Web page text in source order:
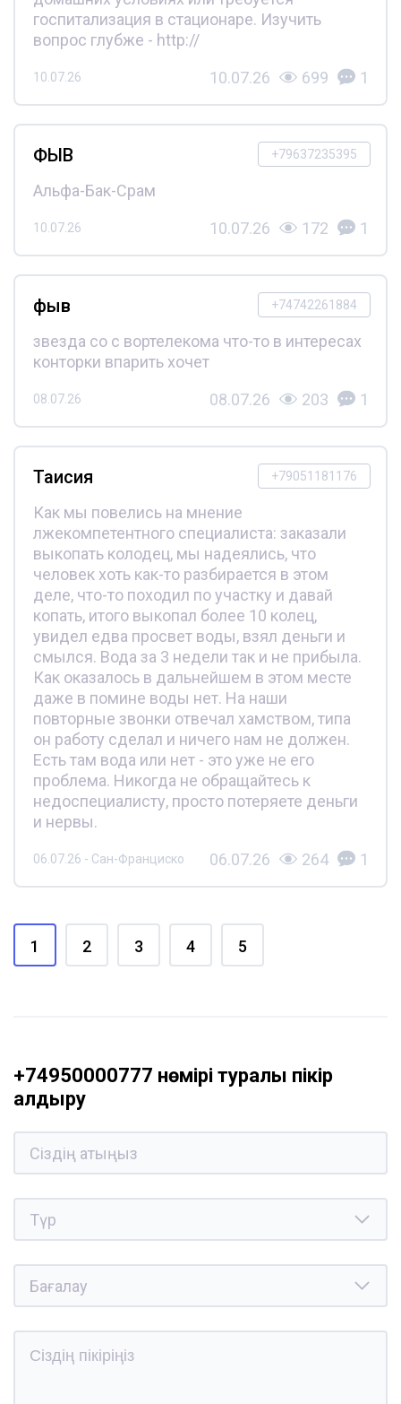
госпитализация в стационаре. Изучить
вопрос глубже - http://
10.07.26 10.07.26 699 1
+79637235395
ФЫВ
Альфа-Бак-Срам
10.07.26 10.07.26 172 1
+74742261884
фыв
звезда со с вортелекома что-то в интересах
конторки впарить хочет
08.07.26 08.07.26 203 1
+79051181176
Таисия
Как мы повелись на мнение
лжекомпетентного специалиста: заказали
выкопать колодец, мы надеялись, что
человек хоть как-то разбирается в этом
деле, что-то походил по участку и давай
копать, итого выкопал более 10 колец,
увидел едва просвет воды, взял деньги и
смылся. Вода за 3 недели так и не прибыла.
Как оказалось в дальнейшем в этом месте
даже в помине воды нет. На наши
повторные звонки отвечал хамством, типа
он работу сделал и ничего нам не должен.
Есть там вода или нет - это уже не его
проблема. Никогда не обращайтесь к
недоспециалисту, просто потеряете деньги
и нервы.
06.07.26 - Сан-Франциско 06.07.26 264 1
1 2 3 4 5
+74950000777 нөмірі туралы пікір
қалдыру